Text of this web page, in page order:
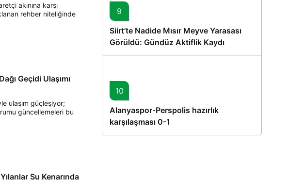
akınına karşı
rehber niteliğinde
Geçidi Ulaşımı
ulaşım güçleşiyor;
güncellemeleri bu
Su Kenarında
9
Siirt’te Nadide Mısır Meyve Yarasası
Görüldü: Gündüz Aktiflik Kaydı
10
Alanyaspor-Perspolis hazırlık
karşılaşması 0-1